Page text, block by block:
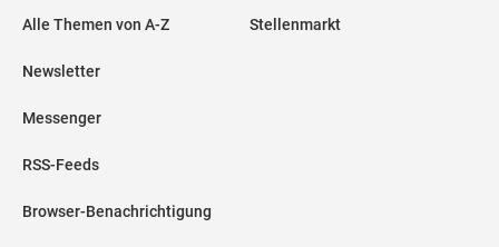
Alle Themen von A-Z
Newsletter
Messenger
RSS-Feeds
Browser-Benachrichtigung
Stellenmarkt